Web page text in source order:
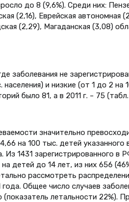
до 8 (9,6%). Среди них:
(2,16), Еврейская автономная
(2,29), Магаданская (3,08)
заболевания не
и низкие (от 1 до 2 на
было 81, а в 2011 г. – 75
значительно
на 100 тыс. детей
1431 зарегистрированного в
детей до 14 лет, из них 656
рассмотреть
Общее число случаев
летальности 22%).